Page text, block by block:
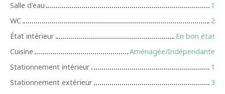
Salle d'eau
1
WC
2
État intérieur
En bon état
Cuisine
Aménagée/Indépendante
Stationnement intérieur
1
Stationnement extérieur
3